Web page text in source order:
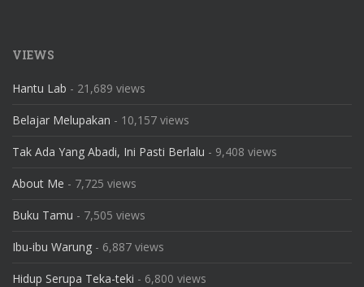
VIEWS
Hantu Lab - 21,689 views
Belajar Melupakan - 10,157 views
Tak Ada Yang Abadi, Ini Pasti Berlalu - 9,408 views
About Me - 7,725 views
Buku Tamu - 7,505 views
Ibu-ibu Warung - 6,887 views
Hidup Serupa Teka-teki - 6,800 views